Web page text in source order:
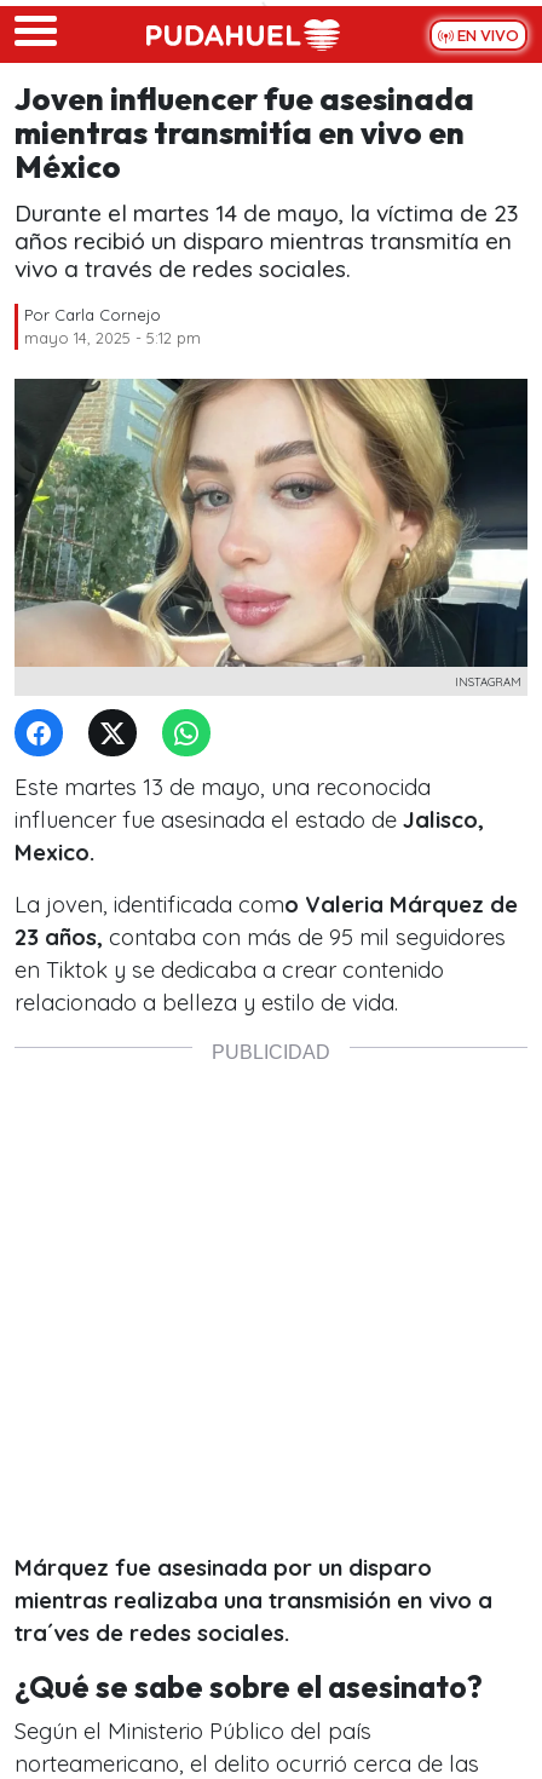
Skip to main content
EN VIVO
Joven influencer fue asesinada
mientras transmitía en vivo en
México
Durante el martes 14 de mayo, la víctima de 23
años recibió un disparo mientras transmitía en
vivo a través de redes sociales.
Por Carla Cornejo
mayo 14, 2025 - 5:12 pm
INSTAGRAM
Este martes 13 de mayo, una reconocida
influencer fue asesinada el estado de Jalisco,
Mexico.
La joven, identificada como Valeria Márquez de
23 años, contaba con más de 95 mil seguidores
en Tiktok y se dedicaba a crear contenido
relacionado a belleza y estilo de vida.
Márquez fue asesinada por un disparo
mientras realizaba una transmisión en vivo a
tra´ves de redes sociales.
¿Qué se sabe sobre el asesinato?
Según el Ministerio Público del país
norteamericano, el delito ocurrió cerca de las